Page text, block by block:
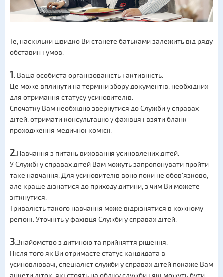
Те, наскільки швидко Ви станете батьками залежить від ряду
обставин і умов:
1. Ваша особиста організованість і активність.
Це може вплинути на терміни збору документів, необхідних
для отримання статусу усиновителів.
Спочатку Вам необхідно звернутися до Служби у справах
дітей, отримати консультацію у фахівця і взяти бланк
проходження медичної комісії.
2.Навчання з питань виховання усиновлених дітей.
У Службі у справах дітей Вам можуть запропонувати пройти
таке навчання. Для усиновителів воно поки не обов’язково,
але краще дізнатися до приходу дитини, з чим Ви можете
зіткнутися.
Тривалість такого навчання може відрізнятися в кожному
регіоні. Уточніть у фахівця Служби у справах дітей.
3.Знайомство з дитиною та прийняття рішення.
Після того як Ви отримаєте статус кандидата в
усиновлювачі, спеціаліст служби у справах дітей покаже Вам
анкети діток, які стоять на обліку служби і які можуть бути